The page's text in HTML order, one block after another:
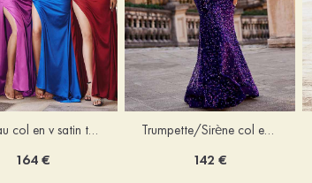
Fourreau col en v satin traîne balayage robe de bal
164 €
Trumpette/Sirène col en v velours paillettes traîne balayage robe de bal
142 €